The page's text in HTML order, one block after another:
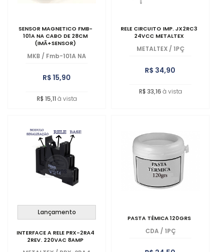
SENSOR MAGNETICO FMB-
101A NA CABO DE 28CM
(IMÃ+SENSOR)
MKB / Fmb-101A NA
R$ 15,90
R$ 15,11 à vista
RELE CIRCUITO IMP. JX2RC3
24VCC METALTEX
METALTEX / 1PÇ
R$ 34,90
R$ 33,16 à vista
Lançamento
INTERFACE A RELE PRX-2RA4
2REV. 220VAC 8AMP
PASTA TÉMICA 120GRS
CDA / 1PÇ